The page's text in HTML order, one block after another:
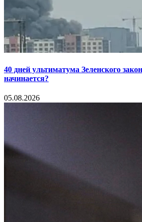
40 дней ультиматума Зеленского
начинается?
05.08.2026